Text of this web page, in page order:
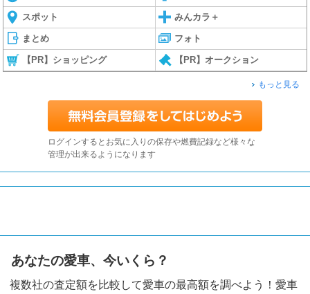
スポット みんカラ＋
まとめ フォト
【PR】ショッピング 【PR】オークション
もっと見る
ログインするとお気に入りの保存や燃費記録など様々な
管理が出来るようになります
あなたの愛車、今いくら？
複数社の査定額を比較して愛車の最高額を調べよう！愛車